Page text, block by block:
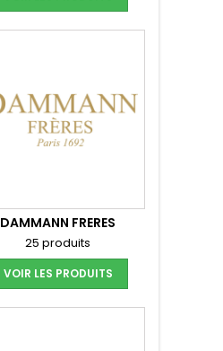
DAMMANN FRERES
25 produits
VOIR LES PRODUITS